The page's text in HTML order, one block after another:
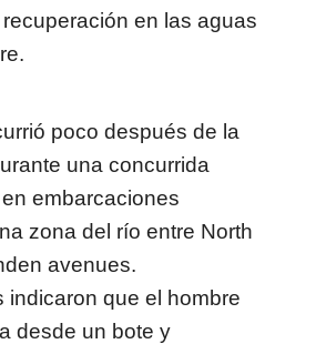
en las aguas
poco después de la
una concurrida
embarcaciones
zona del río entre North
avenues.
indicaron que el hombre
desde un bote y